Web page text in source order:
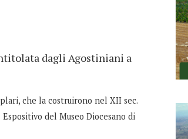
dagli Agostiniani a
che la costruirono nel XII sec.
del Museo Diocesano di